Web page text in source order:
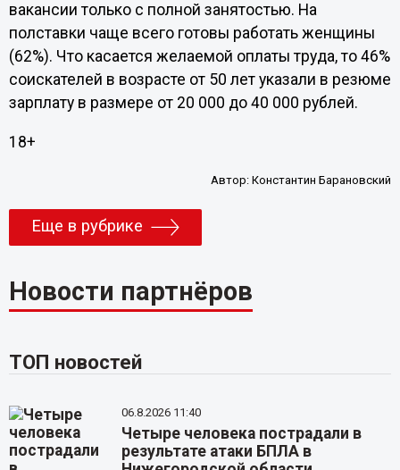
вакансии только с полной занятостью. На
полставки чаще всего готовы работать женщины
(62%). Что касается желаемой оплаты труда, то 46%
соискателей в возрасте от 50 лет указали в резюме
зарплату в размере от 20 000 до 40 000 рублей.
18+
Автор:Константин Барановский
Еще в рубрике
Новости партнёров
ТОП новостей
06.8.2026 11:40
Четыре человека пострадали в
результате атаки БПЛА в